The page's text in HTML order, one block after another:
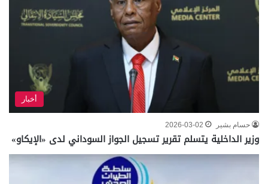
أخبار
حسام بشير 2026-03-02
وزير الداخلية يتسلم تقرير تسجيل الجواز السوداني لدى «الإيكاو»